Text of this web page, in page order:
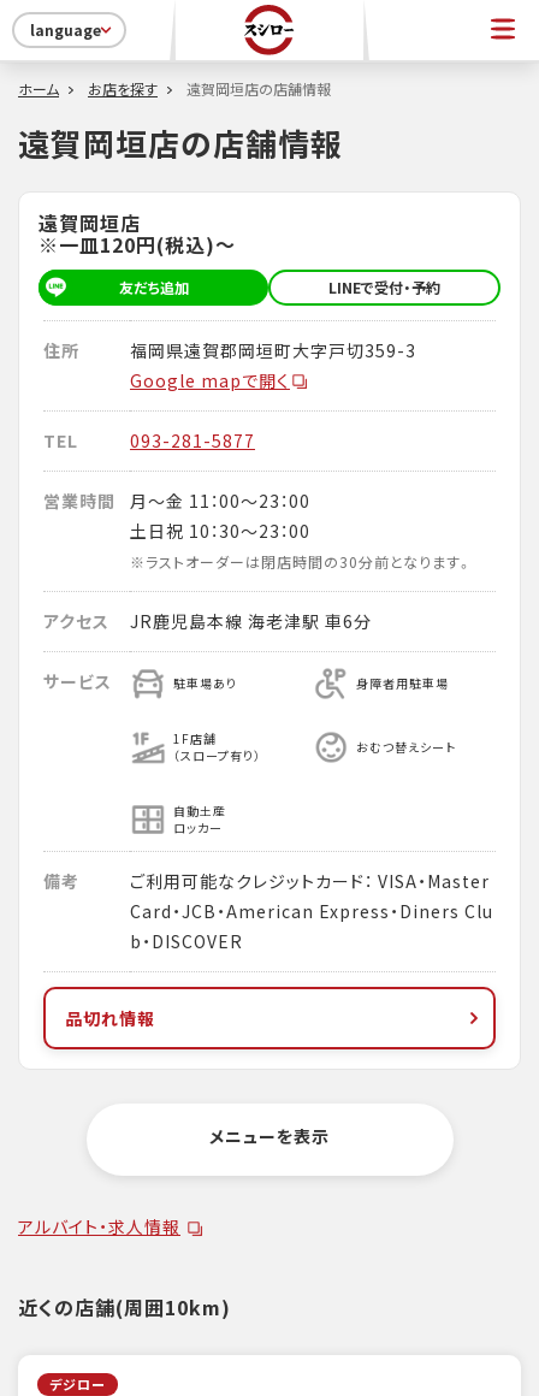
language
ホーム お店を探す 遠賀岡垣店の店舗情報
遠賀岡垣店の店舗情報
遠賀岡垣店
※一皿120円(税込)～
友だち追加 LINEで受付・予約
住所
福岡県遠賀郡岡垣町大字戸切359-3
Google mapで開く
TEL 093-281-5877
営業時間
月～金 11：00～23：00
土日祝 10：30～23：00
※ラストオーダーは閉店時間の30分前となります。
アクセス JR鹿児島本線 海老津駅 車6分
サービス 駐車場あり 身障者用駐車場
1F店舗
（スロープ有り）
おむつ替えシート
自動土産
ロッカー
備考
ご利用可能なクレジットカード： VISA・Master
Card・JCB・American Express・Diners Clu
b・DISCOVER
品切れ情報
メニューを表示
アルバイト・求人情報
近くの店舗(周囲10km)
デジロー